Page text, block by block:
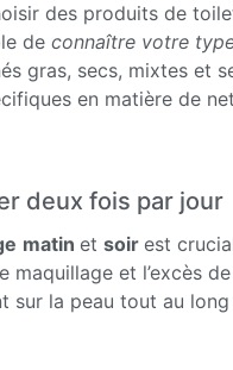
des produits de
de connaître votre
gras, secs, mixtes et
en matière de
deux fois par jour
matin et soir est
maquillage et l’excès
sur la peau tout au